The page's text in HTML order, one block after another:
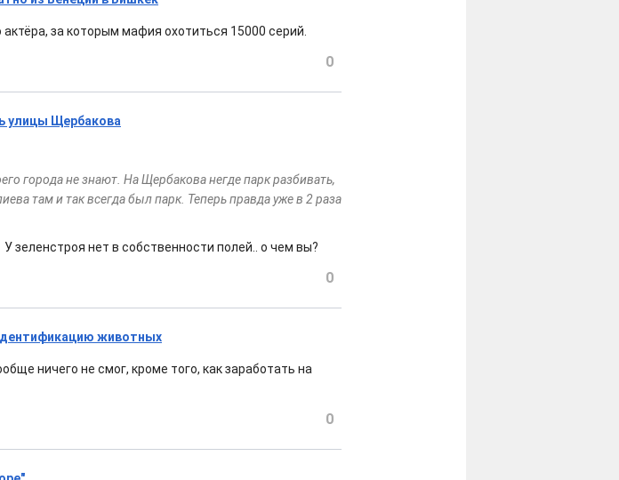
за которым мафия охотиться 15000 серий.
0
улицы Щербакова
города не знают. На Щербакова негде парк разбивать,
там и так всегда был парк. Теперь правда уже в 2 раза
нет в собственности полей.. о чем вы?
0
животных
ничего не смог, кроме того, как заработать на
0